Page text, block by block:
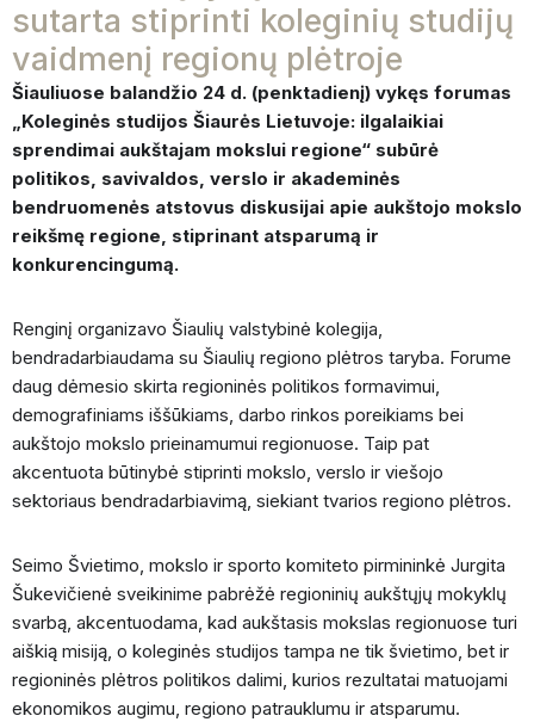
sutarta stiprinti koleginių studijų
vaidmenį regionų plėtroje
Šiauliuose balandžio 24 d. (penktadienį) vykęs forumas
„Koleginės studijos Šiaurės Lietuvoje: ilgalaikiai
sprendimai aukštajam mokslui regione“ subūrė
politikos, savivaldos, verslo ir akademinės
bendruomenės atstovus diskusijai apie aukštojo mokslo
reikšmę regione, stiprinant atsparumą ir
konkurencingumą.
Renginį organizavo Šiaulių valstybinė kolegija,
bendradarbiaudama su Šiaulių regiono plėtros taryba. Forume
daug dėmesio skirta regioninės politikos formavimui,
demografiniams iššūkiams, darbo rinkos poreikiams bei
aukštojo mokslo prieinamumui regionuose. Taip pat
akcentuota būtinybė stiprinti mokslo, verslo ir viešojo
sektoriaus bendradarbiavimą, siekiant tvarios regiono plėtros.
Seimo Švietimo, mokslo ir sporto komiteto pirmininkė Jurgita
Šukevičienė sveikinime pabrėžė regioninių aukštųjų mokyklų
svarbą, akcentuodama, kad aukštasis mokslas regionuose turi
aiškią misiją, o koleginės studijos tampa ne tik švietimo, bet ir
regioninės plėtros politikos dalimi, kurios rezultatai matuojami
ekonomikos augimu, regiono patrauklumu ir atsparumu.